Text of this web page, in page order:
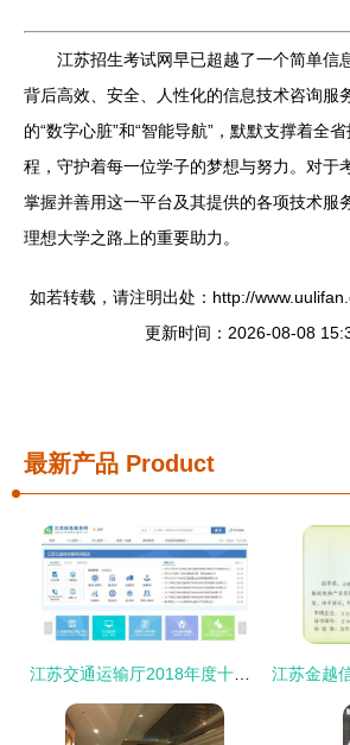
江苏招生考试网早已超越了一个简单信
背后高效、安全、人性化的信息技术咨询服
的“数字心脏”和“智能导航”，默默支撑着全
程，守护着每一位学子的梦想与努力。对于
掌握并善用这一平台及其提供的各项技术服
理想大学之路上的重要助力。
如若转载，请注明出处：http://
更新时间：2026-08-08
最新产品 Product